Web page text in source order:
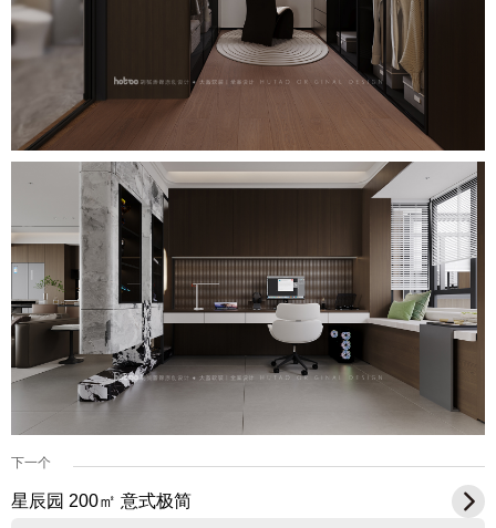
下一个
星辰园 200㎡ 意式极简